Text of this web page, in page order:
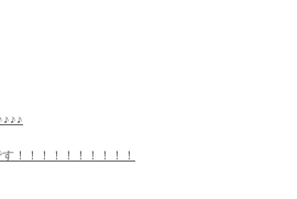
！！！！！！！！！！